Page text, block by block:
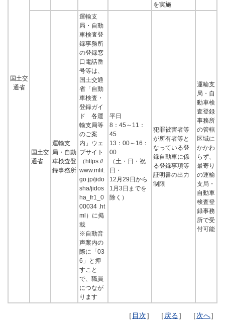
国土交
通省
を実施
国土交
通省
運輸支
局・自動
車検査登
録事務所
運輸支
局・自動
車検査登
録事務所
の登録窓
口電話番
号等は、
国土交通
省「自動
車検査・
登録ガイ
ド 各運
輸支局等
のご案
内」ウェ
ブサイト
（https://
www.mlit.
go.jp/jido
sha/jidos
ha_fr1_0
00034 .ht
ml）に掲
載
※自動音
声案内の
際に「03
6」と押
すこと
で、職員
につなが
ります
平日
8：45～11：
45
13：00～16：
00
（土・日・祝
日・
12月29日から
1月3日までを
除く）
犯罪被害者等
が所有者等と
なっている登
録自動車に係
る登録事項等
証明書の出力
制限
運輸支
局・自
動車検
査登録
事務所
の管轄
区域に
かかわ
らず、
最寄り
の運輸
支局・
自動車
検査登
録事務
所で受
付可能
［ 目次 ］ ［ 戻る ］ ［ 次へ］